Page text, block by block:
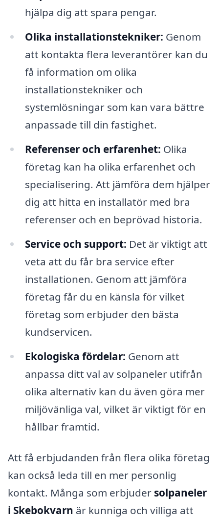
hjälpa dig att spara pengar.
Olika installationstekniker: Genom
att kontakta flera leverantörer kan du
få information om olika
installationstekniker och
systemlösningar som kan vara bättre
anpassade till din fastighet.
Referenser och erfarenhet: Olika
företag kan ha olika erfarenhet och
specialisering. Att jämföra dem hjälper
dig att hitta en installatör med bra
referenser och en beprövad historia.
Service och support: Det är viktigt att
veta att du får bra service efter
installationen. Genom att jämföra
företag får du en känsla för vilket
företag som erbjuder den bästa
kundservicen.
Ekologiska fördelar: Genom att
anpassa ditt val av solpaneler utifrån
olika alternativ kan du även göra mer
miljövänliga val, vilket är viktigt för en
hållbar framtid.
Att få erbjudanden från flera olika företag
kan också leda till en mer personlig
kontakt. Många som erbjuder solpaneler
i Skebokvarn är kunniga och villiga att